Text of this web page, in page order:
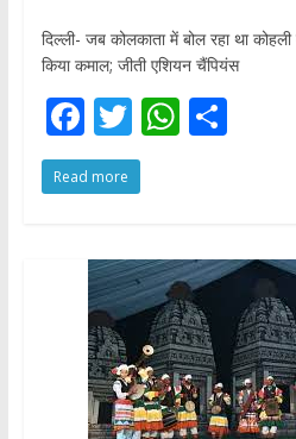
दिल्ली- जब कोलकाता में बोल रहा था
किया कमाल; जीती एशियन चैंपियंस
F
ac
e
o
o
k
T
w
itt
W
A
p
p
S
Read more